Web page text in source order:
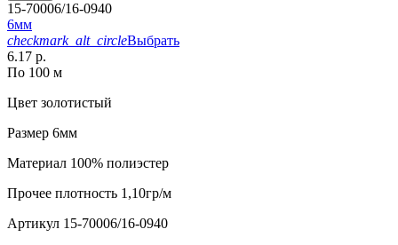
15-70006/16-0940
6мм
checkmark_alt_circleВыбрать
6.17 р.
По 100 м
Цвет золотистый
Размер 6мм
Материал 100% полиэстер
Прочее плотность 1,10гр/м
Артикул 15-70006/16-0940